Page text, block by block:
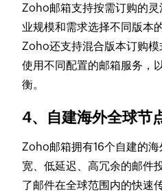
Zoho邮箱支持按需订购的
业规模和需求选择不同版本
Zoho还支持混合版本订购
使用不同配置的邮箱服务，
衡。
4、自建海外全球节
Zoho邮箱拥有16个自建的
宽、低延迟、高冗余的邮件
了邮件在全球范围内的快速